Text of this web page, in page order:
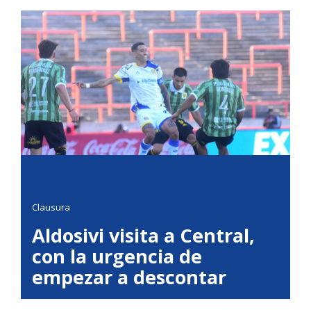
Clausura
Aldosivi visita a Central,
con la urgencia de
empezar a descontar